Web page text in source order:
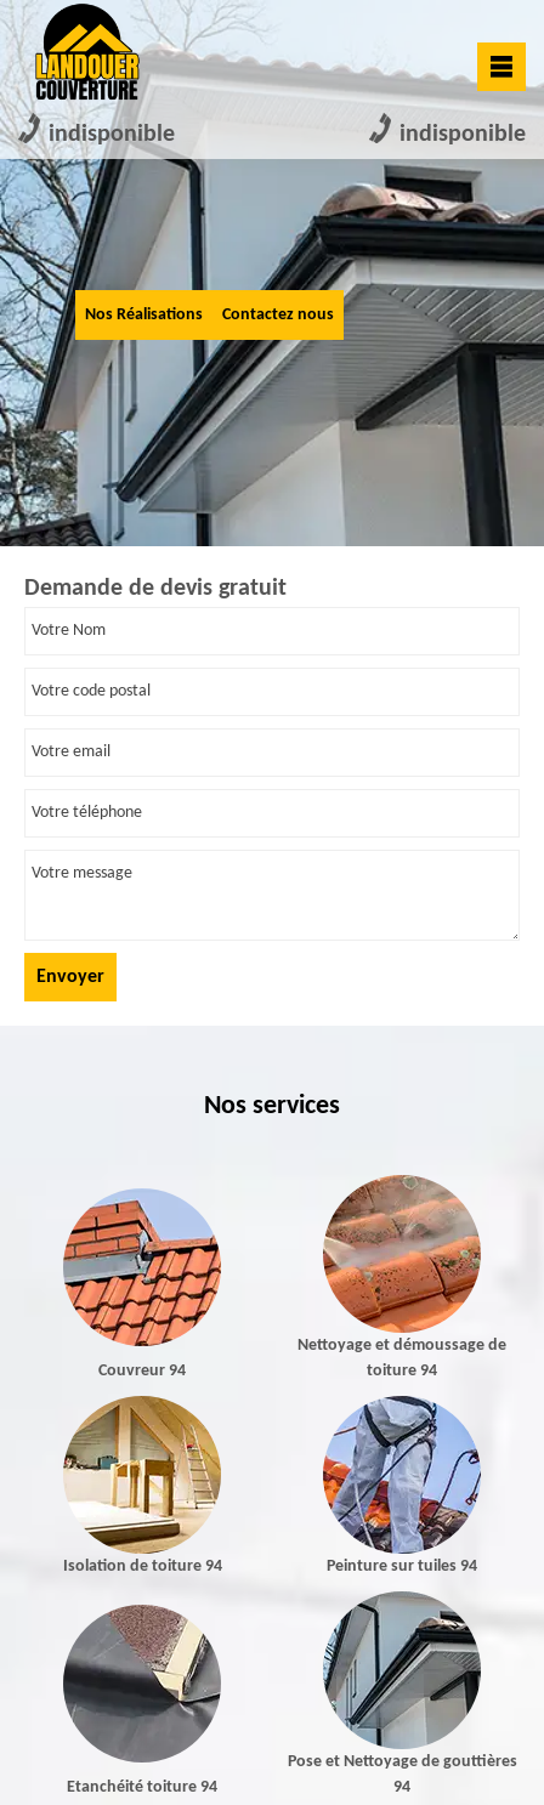
indisponible indisponible
Nos Réalisations Contactez nous
Demande de devis gratuit
Nos services
Couvreur 94
Nettoyage et démoussage de
toiture 94
Isolation de toiture 94 Peinture sur tuiles 94
Etanchéité toiture 94
Pose et Nettoyage de gouttières
94